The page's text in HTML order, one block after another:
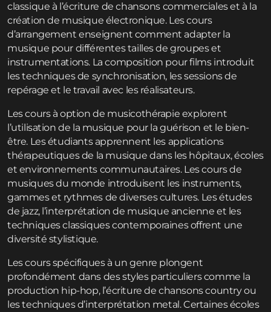
classique à l’écriture de chansons commerciales et à la
création de musique électronique. Les cours
d’arrangement enseignent comment adapter la
musique pour différentes tailles de groupes et
instrumentations. La composition pour films introduit
les techniques de synchronisation, les sessions de
repérage et le travail avec les réalisateurs.
Les cours à option de musicothérapie explorent
l’utilisation de la musique pour la guérison et le bien-
être. Les étudiants apprennent les applications
thérapeutiques de la musique dans les hôpitaux, écoles
et environnements communautaires. Les cours de
musiques du monde introduisent les instruments,
gammes et rythmes de diverses cultures. Les études
de jazz, l’interprétation de musique ancienne et les
techniques classiques contemporaines offrent une
diversité stylistique.
Les cours spécifiques à un genre plongent
profondément dans des styles particuliers comme la
production hip-hop, l’écriture de chansons country ou
les techniques d’interprétation metal. Certaines écoles